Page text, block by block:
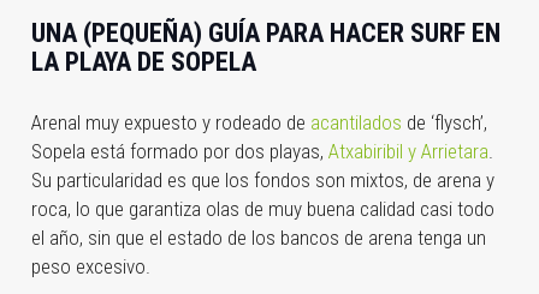
UNA (PEQUEÑA) GUÍA PARA HACER SURF EN
LA PLAYA DE SOPELA
Arenal muy expuesto y rodeado de acantilados de ‘flysch’,
Sopela está formado por dos playas, Atxabiribil y Arrietara
Su particularidad es que los fondos son mixtos, de arena y
roca, lo que garantiza olas de muy buena calidad casi todo
el año, sin que el estado de los bancos de arena tenga un
peso excesivo.